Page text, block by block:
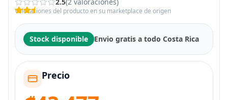
Valoraciones del producto en su marketplace de origen
Stock disponible Envio gratis a todo Costa Rica
Precio